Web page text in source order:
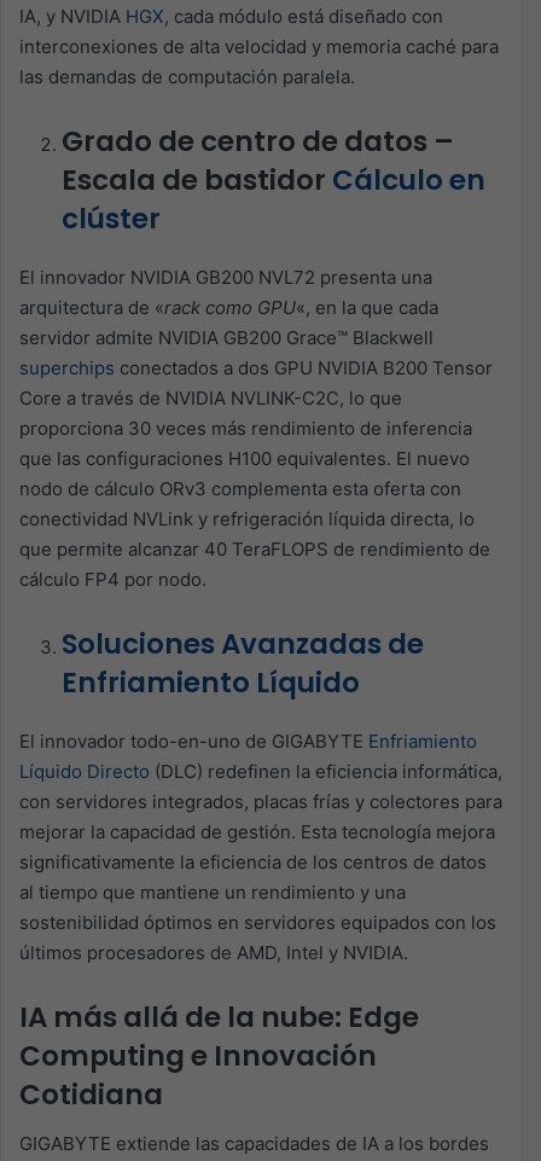
IA, y NVIDIA HGX, cada módulo está diseñado con
interconexiones de alta velocidad y memoria caché para
las demandas de computación paralela.
Grado de centro de datos –
Escala de bastidor Cálculo en
clúster
El innovador NVIDIA GB200 NVL72 presenta una
arquitectura de «rack como GPU«, en la que cada
servidor admite NVIDIA GB200 Grace™ Blackwell
superchips conectados a dos GPU NVIDIA B200 Tensor
Core a través de NVIDIA NVLINK-C2C, lo que
proporciona 30 veces más rendimiento de inferencia
que las configuraciones H100 equivalentes. El nuevo
nodo de cálculo ORv3 complementa esta oferta con
conectividad NVLink y refrigeración líquida directa, lo
que permite alcanzar 40 TeraFLOPS de rendimiento de
cálculo FP4 por nodo.
Soluciones Avanzadas de
Enfriamiento Líquido
El innovador todo-en-uno de GIGABYTE Enfriamiento
Líquido Directo (DLC) redefinen la eficiencia informática,
con servidores integrados, placas frías y colectores para
mejorar la capacidad de gestión. Esta tecnología mejora
significativamente la eficiencia de los centros de datos
al tiempo que mantiene un rendimiento y una
sostenibilidad óptimos en servidores equipados con los
últimos procesadores de AMD, Intel y NVIDIA.
IA más allá de la nube: Edge
Computing e Innovación
Cotidiana
GIGABYTE extiende las capacidades de IA a los bordes